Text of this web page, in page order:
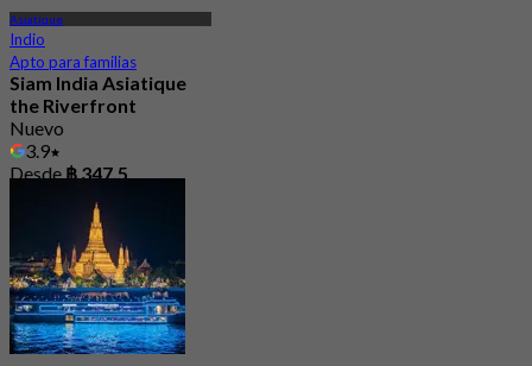
Asiatique
Indio
Apto para familias
Siam India Asiatique
the Riverfront
Nuevo
3.9
Desde ฿ 347.5